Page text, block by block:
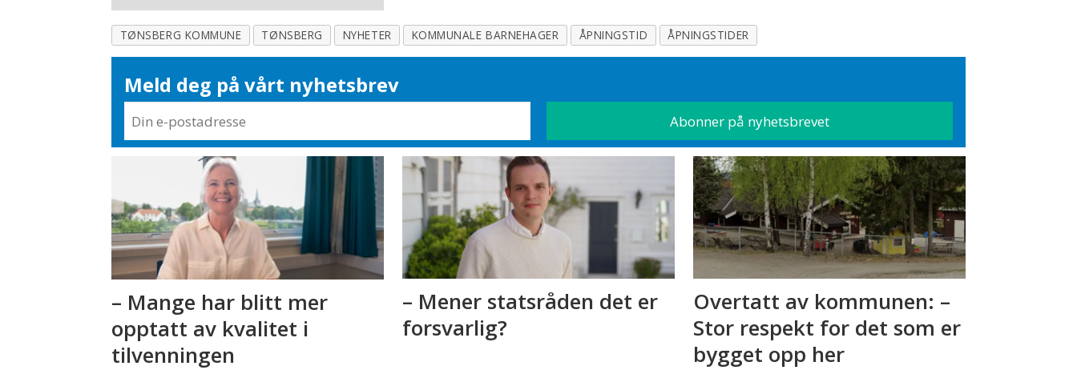
TØNSBERG KOMMUNE TØNSBERG NYHETER KOMMUNALE BARNEHAGER ÅPNINGSTID ÅPNINGSTIDER
Meld deg på vårt nyhetsbrev
– Mange har blitt mer
opptatt av kvalitet i
tilvenningen
– Mener statsråden det er
forsvarlig?
Overtatt av kommunen: –
Stor respekt for det som er
bygget opp her